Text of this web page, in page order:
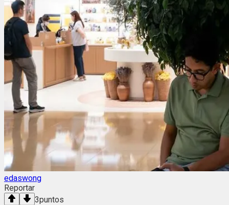
edaswong
Reportar
3puntos